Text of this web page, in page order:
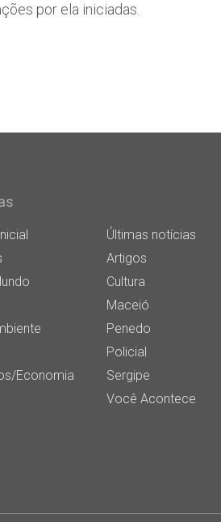
por ela iniciadas.
Últimas notícias
Artigos
Cultura
Maceió
Penedo
Policial
Economia
Sergipe
Você Acontece